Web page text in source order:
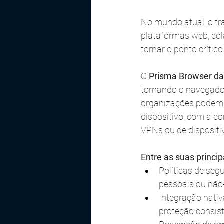
No mundo atual, o
plataformas web,
tornar o ponto
O Prisma Browser
tornando o
organizações
dispositivo, com a
VPNs ou de
Entre as suas
Políticas de
pessoais ou
Integração
proteção